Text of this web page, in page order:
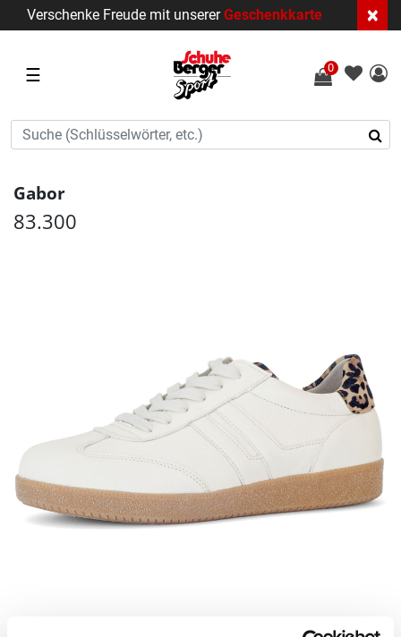
Verschenke Freude mit unsererGeschenkkarte ×
☰ 0
Gabor
83.300